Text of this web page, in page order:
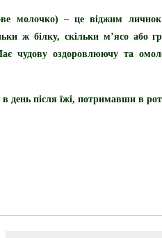
молочко) – це віджим
ж білку, скільки м’ясо або
чудову оздоровлюючу та
після їжі, потримавши в